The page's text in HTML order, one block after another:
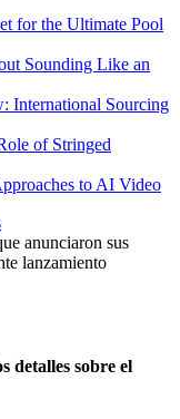
for the Ultimate Pool
Sounding Like an
International Sourcing
of Stringed
to AI Video
detalles sobre el